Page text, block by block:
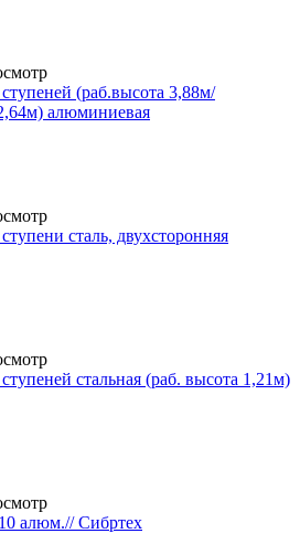
(раб.высота 3,88м/
алюминиевая
сталь, двухсторонняя
стальная (раб. высота 1,21м)
алюм.// Сибртех